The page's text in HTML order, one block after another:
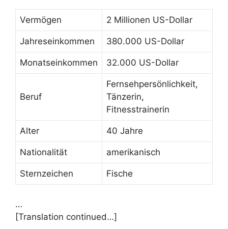
Vermögen 2 Millionen US-Dollar
Jahreseinkommen 380.000 US-Dollar
Monatseinkommen 32.000 US-Dollar
Beruf
Fernsehpersönlichkeit,
Tänzerin,
Fitnesstrainerin
Alter 40 Jahre
Nationalität amerikanisch
Sternzeichen Fische
…
[Translation continued…]